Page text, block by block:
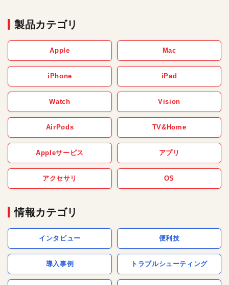
製品カテゴリ
Apple Mac
iPhone iPad
Watch Vision
AirPods TV&Home
Appleサービス アプリ
アクセサリ OS
情報カテゴリ
インタビュー 便利技
導入事例 トラブルシューティング